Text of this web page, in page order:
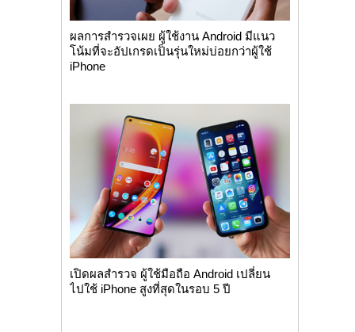
ผลการสำรวจเผย ผู้ใช้งาน Android มีแนว
โน้มที่จะอัปเกรดเป็นรุ่นใหม่บ่อยกว่าผู้ใช้
iPhone
เปิดผลสำรวจ ผู้ใช้มือถือ Android เปลี่ยน
ไปใช้ iPhone สูงที่สุดในรอบ 5 ปี